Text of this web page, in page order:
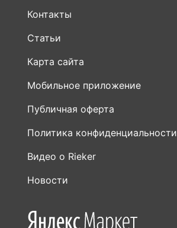
Контакты
Статьи
Карта сайта
Мобильное приложение
Публичная оферта
Политика конфиденциальности
Видео о Rieker
Новости